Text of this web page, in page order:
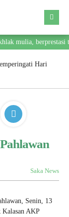
mulia, berprestasi
Hari
Saka News
Senin, 13
Kalasan AKP